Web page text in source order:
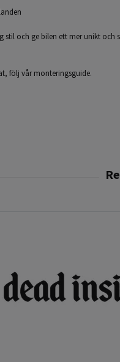
stil och ge bilen ett mer unikt och
följ vår monteringsguide.